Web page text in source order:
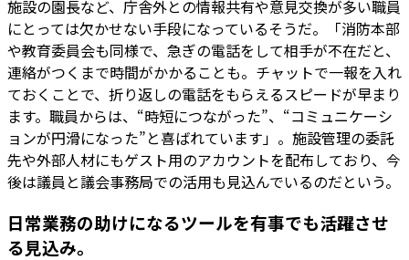
施設の園長など、庁舎外との情報共有や意見交換が多い職員
にとっては欠かせない手段になっているそうだ。「消防本部
や教育委員会も同様で、急ぎの電話をして相手が不在だと、
連絡がつくまで時間がかかることも。チャットで一報を入れ
ておくことで、折り返しの電話をもらえるスピードが早まり
ます。職員からは、“時短につながった”、“コミュニケーシ
ョンが円滑になった”と喜ばれています」。施設管理の委託
先や外部人材にもゲスト用のアカウントを配布しており、今
後は議員と議会事務局での活用も見込んでいるのだという。
日常業務の助けになるツールを有事でも活躍させ
る見込み。